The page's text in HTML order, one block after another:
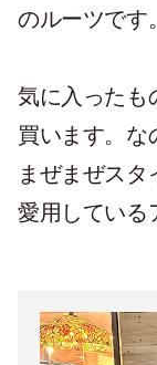
のルーツです。
気に入ったも
買います。な
まぜまぜス
愛用している